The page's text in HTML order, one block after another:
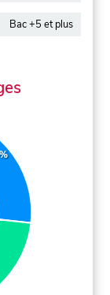
Bac +5 et plus